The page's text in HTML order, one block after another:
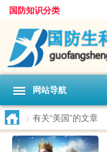
国防知识分类
网站导航
> 有关“美国”的文章